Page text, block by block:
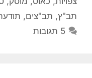
תב"ץ, תב"צים,
5 תגובות